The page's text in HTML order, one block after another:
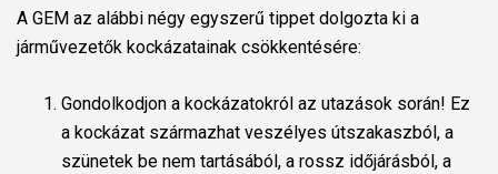
A GEM az alábbi négy egyszerű tippet dolgozta ki a
járművezetők kockázatainak csökkentésére:
Gondolkodjon a kockázatokról az utazások során! Ez
a kockázat származhat veszélyes útszakaszból, a
szünetek be nem tartásából, a rossz időjárásból, a